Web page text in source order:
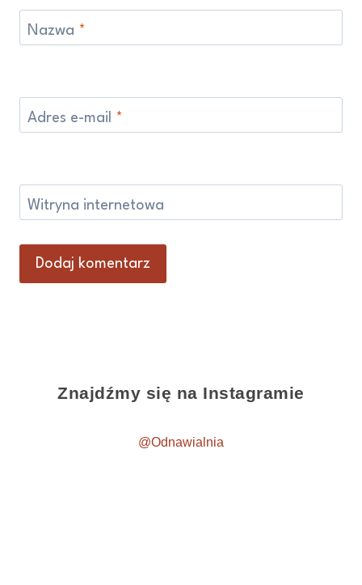
Nazwa *
Adres e-mail *
Witryna internetowa
Znajdźmy się na Instagramie
@Odnawialnia